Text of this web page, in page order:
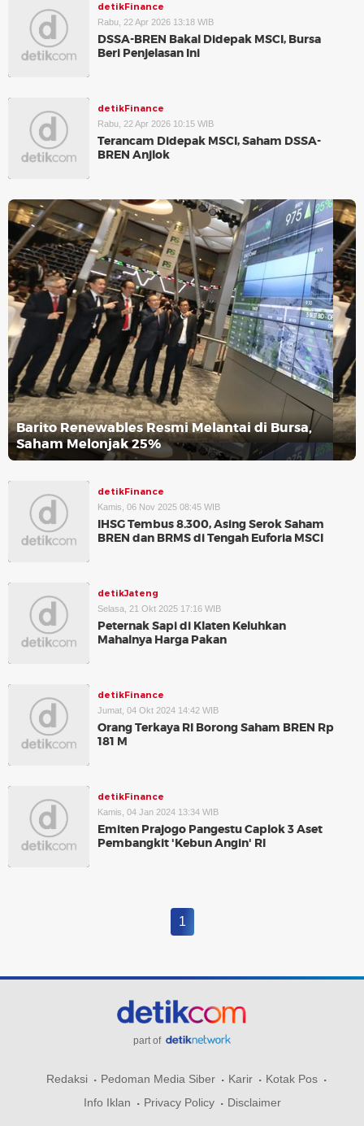
detikFinance
Rabu, 22 Apr 2026 13:18 WIB
DSSA-BREN Bakal Didepak MSCI, Bursa
Beri Penjelasan Ini
detikFinance
Rabu, 22 Apr 2026 10:15 WIB
Terancam Didepak MSCI, Saham DSSA-
BREN Anjlok
Barito Renewables Resmi Melantai di Bursa,
Saham Melonjak 25%
detikFinance
Kamis, 06 Nov 2025 08:45 WIB
IHSG Tembus 8.300, Asing Serok Saham
BREN dan BRMS di Tengah Euforia MSCI
detikJateng
Selasa, 21 Okt 2025 17:16 WIB
Peternak Sapi di Klaten Keluhkan
Mahalnya Harga Pakan
detikFinance
Jumat, 04 Okt 2024 14:42 WIB
Orang Terkaya RI Borong Saham BREN Rp
181 M
detikFinance
Kamis, 04 Jan 2024 13:34 WIB
Emiten Prajogo Pangestu Caplok 3 Aset
Pembangkit 'Kebun Angin' RI
1
part of
Redaksi Pedoman Media Siber Karir
Kotak Pos
Info Iklan
Privacy Policy Disclaimer